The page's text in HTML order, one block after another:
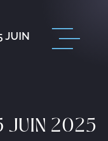
JUIN
JUIN 2025